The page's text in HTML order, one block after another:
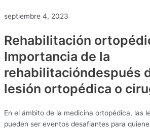
septiembre 4, 2023
Rehabilitación
Importancia de la
rehabilitacióndespués
lesión ortopédica o
En el ámbito de la medicina ortopédica, las
pueden ser eventos desafiantes para